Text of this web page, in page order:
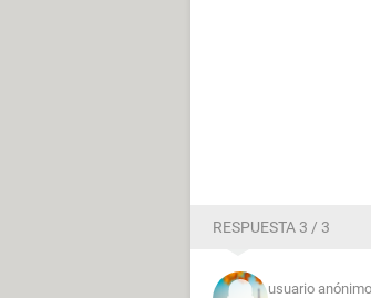
RESPUESTA 3 / 3
usuario anónimo